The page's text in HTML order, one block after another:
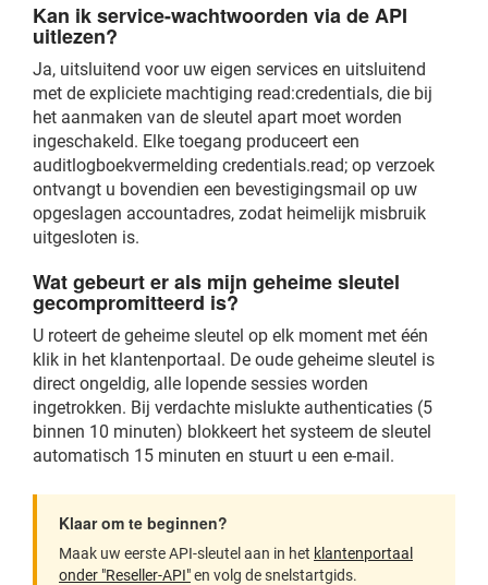
Kan ik service-wachtwoorden via de API
uitlezen?
Ja, uitsluitend voor uw eigen services en uitsluitend
met de expliciete machtiging read:credentials, die bij
het aanmaken van de sleutel apart moet worden
ingeschakeld. Elke toegang produceert een
auditlogboekvermelding credentials.read; op verzoek
ontvangt u bovendien een bevestigingsmail op uw
opgeslagen accountadres, zodat heimelijk misbruik
uitgesloten is.
Wat gebeurt er als mijn geheime sleutel
gecompromitteerd is?
U roteert de geheime sleutel op elk moment met één
klik in het klantenportaal. De oude geheime sleutel is
direct ongeldig, alle lopende sessies worden
ingetrokken. Bij verdachte mislukte authenticaties (5
binnen 10 minuten) blokkeert het systeem de sleutel
automatisch 15 minuten en stuurt u een e-mail.
Klaar om te beginnen?
Maak uw eerste API-sleutel aan in het klantenportaal
onder "Reseller-API"en volg de snelstartgids.